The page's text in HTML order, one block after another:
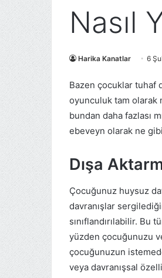
Nasıl
Harika Kanatlar 6
Bazen çocuklar tuhaf
oyunculuk tam olarak
bundan daha fazlası
ebeveyn olarak ne
Dışa
Çocuğunuz huysuz
davranışlar
sınıflandırılabilir. Bu
yüzden çocuğunuzu
çocuğunuzun
veya davranışsal